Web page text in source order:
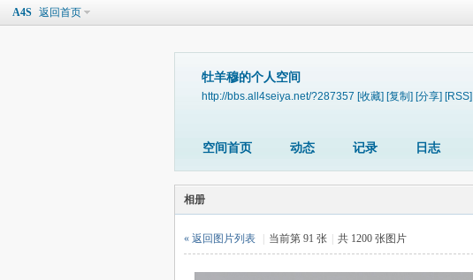
A4S 返回首页
牡羊穆的个人空间
http://bbs.all4seiya.net/?287357 [收藏] [复制] [分享] [RSS]
空间首页 动态 记录 日志
相册
« 返回图片列表 当前第 91 张 共 1200 张图片